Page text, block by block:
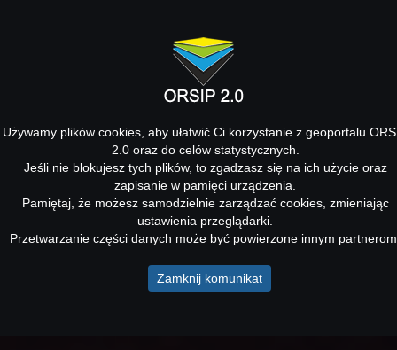
Używamy plików cookies, aby ułatwić Ci korzystanie z geoportalu
2.0 oraz do celów statystycznych.
Jeśli nie blokujesz tych plików, to zgadzasz się na ich użycie oraz
zapisanie w pamięci urządzenia.
Pamiętaj, że możesz samodzielnie zarządzać cookies, zmieniając
ustawienia przeglądarki.
Przetwarzanie części danych może być powierzone innym
Zamknij komunikat